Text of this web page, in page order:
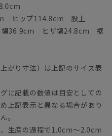
ヒップ114.8cm 股上
36.9cm ヒザ幅24.8cm 裾
がり寸法）は上記のサイズ表
に記載の数値は目安としての
上記表示と異なる場合があり
。
生産の過程で1.0cm～2.0cm